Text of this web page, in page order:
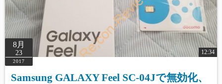
8月
23
2017
12:34
Samsung GALAXY Feel SC-04Jで無効化、